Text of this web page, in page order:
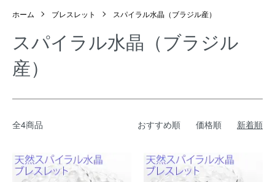
ホーム ブレスレット スパイラル水晶（ブラジル産）
スパイラル水晶（ブラジル
産）
全4商品 おすすめ順 価格順 新着順